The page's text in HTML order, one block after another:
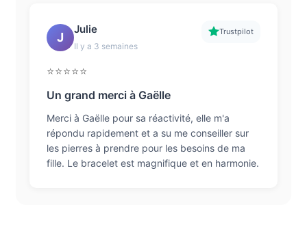
J
Julie
Il y a 3 semaines
Trustpilot
⭐⭐⭐⭐⭐
Un grand merci à Gaëlle
Merci à Gaëlle pour sa réactivité, elle m'a
répondu rapidement et a su me conseiller sur
les pierres à prendre pour les besoins de ma
fille. Le bracelet est magnifique et en harmonie.